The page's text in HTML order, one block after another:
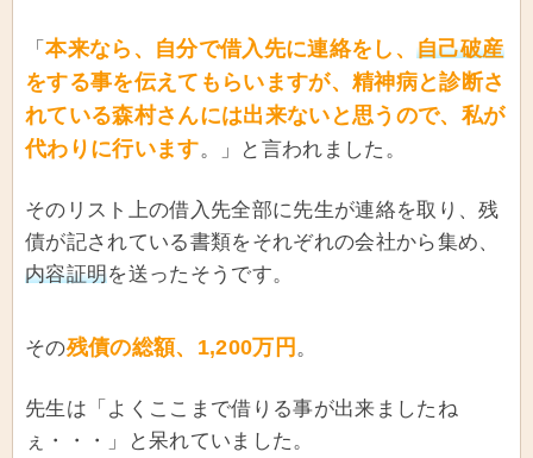
「本来なら、自分で借入先に連絡をし、自己破産
をする事を伝えてもらいますが、精神病と診断さ
れている森村さんには出来ないと思うので、私が
代わりに行います。」と言われました。
そのリスト上の借入先全部に先生が連絡を取り、残
債が記されている書類をそれぞれの会社から集め、
内容証明を送ったそうです。
その残債の総額、1,200万円 。
先生は「よくここまで借りる事が出来ましたね
ぇ・・・」と呆れていました。